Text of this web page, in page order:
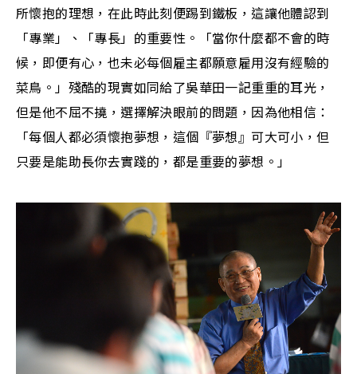
所懷抱的理想，在此時此刻便踢到鐵板，這讓他體認到
「專業」、「專長」的重要性。「當你什麼都不會的時
候，即便有心，也未必每個雇主都願意雇用沒有經驗的
菜鳥。」殘酷的現實如同給了吳華田一記重重的耳光，
但是他不屈不撓，選擇解決眼前的問題，因為他相信：
「每個人都必須懷抱夢想，這個『夢想』可大可小，但
只要是能助長你去實踐的，都是重要的夢想。」